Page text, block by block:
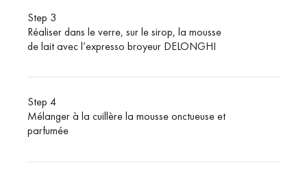
Step 3
Réaliser dans le verre, sur le sirop, la mousse
de lait avec l’expresso broyeur DELONGHI
Step 4
Mélanger à la cuillère la mousse onctueuse et
parfumée